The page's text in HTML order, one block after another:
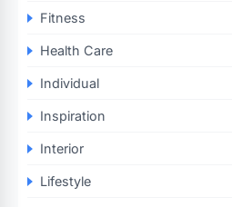
Fitness
Health Care
Individual
Inspiration
Interior
Lifestyle